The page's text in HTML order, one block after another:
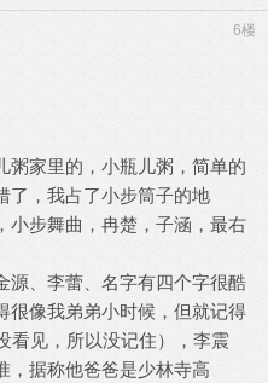
6楼
粥家里的，小瓶儿粥，简单的
了，我占了小步筒子的地
小步舞曲，冉楚，子涵，最右
源、李蕾、名字有四个字很酷
很像我弟弟小时候，但就记得
看见，所以没记住），李震
，据称他爸爸是少林寺高